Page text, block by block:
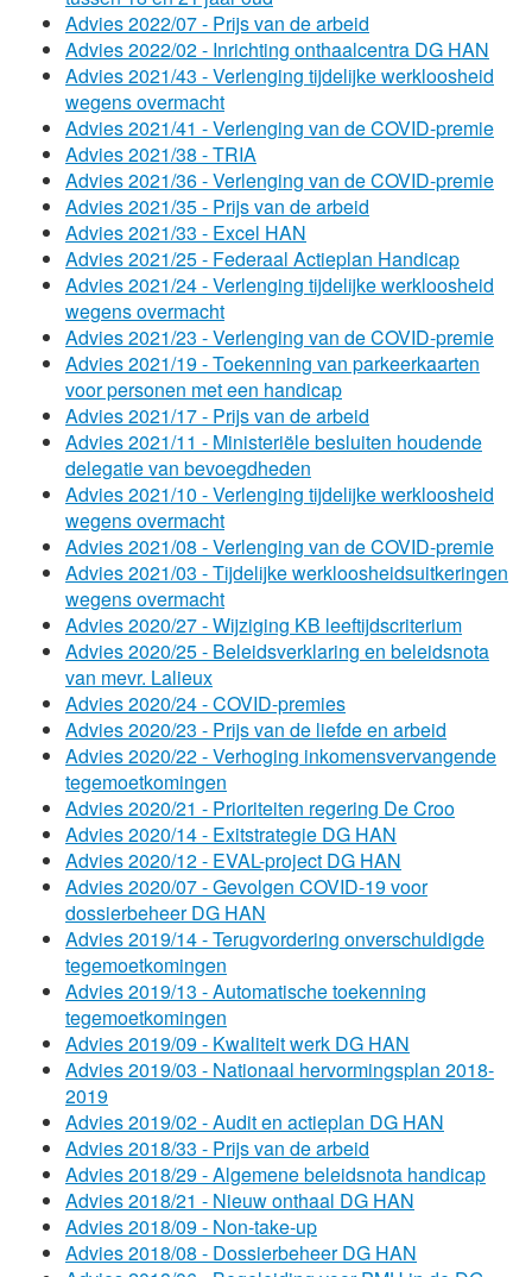
Advies 2022/07 - Prijs van de arbeid
Advies 2022/02 - Inrichting onthaalcentra DG HAN
Advies 2021/43 - Verlenging tijdelijke werkloosheid
wegens overmacht
Advies 2021/41 - Verlenging van de COVID-premie
Advies 2021/38 - TRIA
Advies 2021/36 - Verlenging van de COVID-premie
Advies 2021/35 - Prijs van de arbeid
Advies 2021/33 - Excel HAN
Advies 2021/25 - Federaal Actieplan Handicap
Advies 2021/24 - Verlenging tijdelijke werkloosheid
wegens overmacht
Advies 2021/23 - Verlenging van de COVID-premie
Advies 2021/19 - Toekenning van parkeerkaarten
voor personen met een handicap
Advies 2021/17 - Prijs van de arbeid
Advies 2021/11 - Ministeriële besluiten houdende
delegatie van bevoegdheden
Advies 2021/10 - Verlenging tijdelijke werkloosheid
wegens overmacht
Advies 2021/08 - Verlenging van de COVID-premie
Advies 2021/03 - Tijdelijke werkloosheidsuitkeringen
wegens overmacht
Advies 2020/27 - Wijziging KB leeftijdscriterium
Advies 2020/25 - Beleidsverklaring en beleidsnota
van mevr. Lalieux
Advies 2020/24 - COVID-premies
Advies 2020/23 - Prijs van de liefde en arbeid
Advies 2020/22 - Verhoging inkomensvervangende
tegemoetkomingen
Advies 2020/21 - Prioriteiten regering De Croo
Advies 2020/14 - Exitstrategie DG HAN
Advies 2020/12 - EVAL-project DG HAN
Advies 2020/07 - Gevolgen COVID-19 voor
dossierbeheer DG HAN
Advies 2019/14 - Terugvordering onverschuldigde
tegemoetkomingen
Advies 2019/13 - Automatische toekenning
tegemoetkomingen
Advies 2019/09 - Kwaliteit werk DG HAN
Advies 2019/03 - Nationaal hervormingsplan 2018-
2019
Advies 2019/02 - Audit en actieplan DG HAN
Advies 2018/33 - Prijs van de arbeid
Advies 2018/29 - Algemene beleidsnota handicap
Advies 2018/21 - Nieuw onthaal DG HAN
Advies 2018/09 - Non-take-up
Advies 2018/08 - Dossierbeheer DG HAN